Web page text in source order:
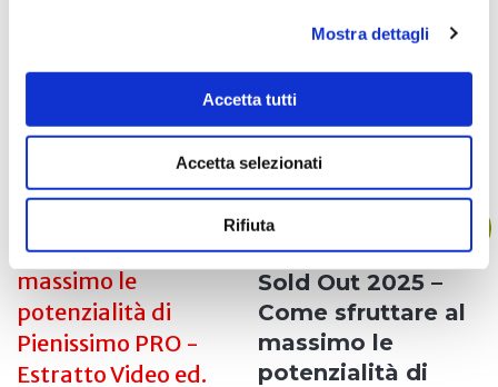
Mostra dettagli
Accetta tutti
Accetta selezionati
Rifiuta
Sold Out 2025 –
Come sfruttare al
massimo le
potenzialità di